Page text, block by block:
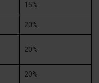
15%
20%
20%
20%